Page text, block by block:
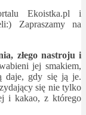
Ekoistka.pl i
Zapraszamy na
złego nastroju i
jej smakiem,
daje, gdy się ją je.
się nie tylko
i kakao, z którego